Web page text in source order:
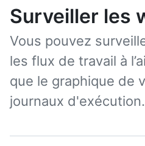
Surveiller les
Vous pouvez
les flux de travail à
que le graphique de
journaux d'exécution.